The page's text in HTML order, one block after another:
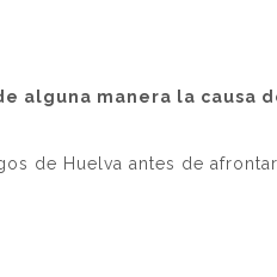
alguna manera la
de Huelva antes de